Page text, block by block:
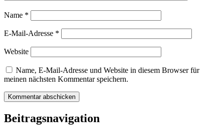
Name *
E-Mail-Adresse *
Website
Name, E-Mail-Adresse und Website in diesem Browser für
meinen nächsten Kommentar speichern.
Beitragsnavigation